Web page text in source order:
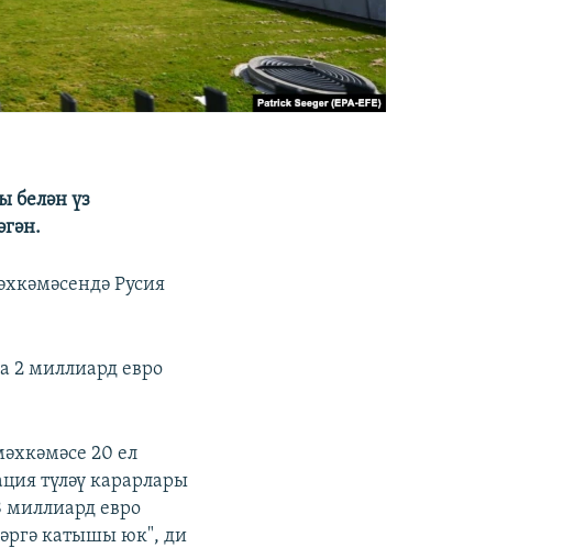
белән үз
Русия
2 миллиард евро
20 ел
түләү карарлары
миллиард евро
катышы юк", ди